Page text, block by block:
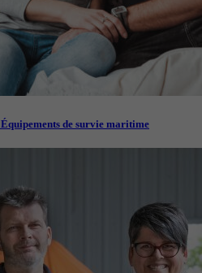
Équipements de survie maritime